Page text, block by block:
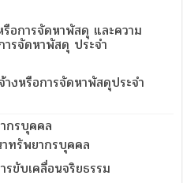
อการจัดหาพัสดุ และความ
รจัดหาพัสดุ ประจำ
งหรือการจัดหาพัสดุประจำ
กรบุคคล
ทรัพยากรบุคคล
รขับเคลื่อนจริยธรรม